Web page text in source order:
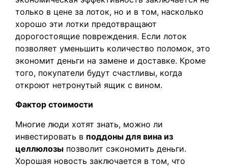
только в цене за лоток, но и в том, насколько
хорошо эти лотки предотвращают
дорогостоящие повреждения. Если лоток
позволяет уменьшить количество поломок, это
экономит деньги на замене и доставке. Кроме
того, покупатели будут счастливы, когда
откроют нетронутый ящик с вином.
Фактор стоимости
Многие люди хотят знать, можно ли
инвестировать в поддоны для вина из
целлюлозы позволит сэкономить деньги.
Хорошая новость заключается в том, что